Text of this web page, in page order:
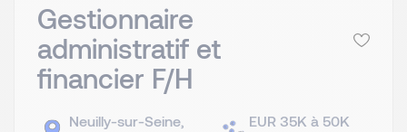
Gestionnaire
administratif et
financier F/H
Neuilly-sur-Seine,
EUR 35K à 50K